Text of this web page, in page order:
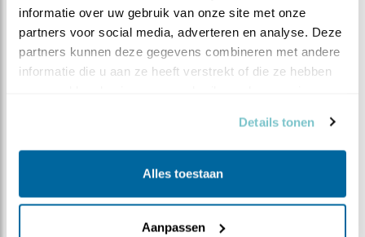
informatie over uw gebruik van onze site met onze
partners voor social media, adverteren en analyse. Deze
partners kunnen deze gegevens combineren met andere
informatie die u aan ze heeft verstrekt of die ze hebben
Details tonen
Alles toestaan
Aanpassen
De hort op
HannahK | Geplaatst op 12 juni 2026, 18:39 |
leuk| Bewaar dit filmpje|
174x
Donderdagochtend vroeg vertekt er een takkeling die